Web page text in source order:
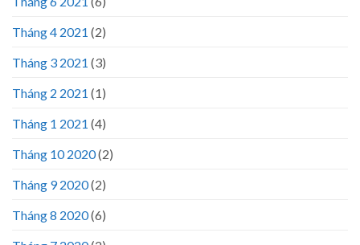
Tháng 4 2021 (2)
Tháng 3 2021 (3)
Tháng 2 2021 (1)
Tháng 1 2021 (4)
Tháng 10 2020(2)
Tháng 9 2020(2)
Tháng 8 2020(6)